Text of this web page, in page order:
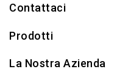
Contattaci
Prodotti
La Nostra Azienda